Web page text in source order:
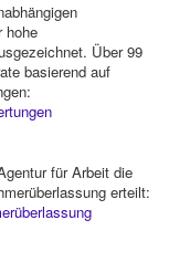
hohe
Über 99
basierend auf
für Arbeit die
erteilt: